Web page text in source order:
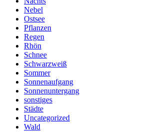
Nebel
Ostsee
Pflanzen
Regen
Rhön
Schnee
Schwarzweiß
Sommer
Sonnenaufgang
Sonnenuntergang
sonstiges
Städte
Uncategorized
Wald